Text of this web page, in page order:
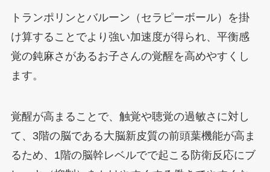
トランポリンとバルーン（セラピーボール）を掛
け算することでより強い加速度が得られ、平衡感
覚の鈍麻さがあるお子さんの覚醒を高めやすくし
ます。
覚醒が高まることで、触覚や聴覚の過敏さに対し
て、3階の脳である大脳新皮質の前頭葉機能が高ま
るため、1階の脳幹レベルでで起こる防衛反応にブ